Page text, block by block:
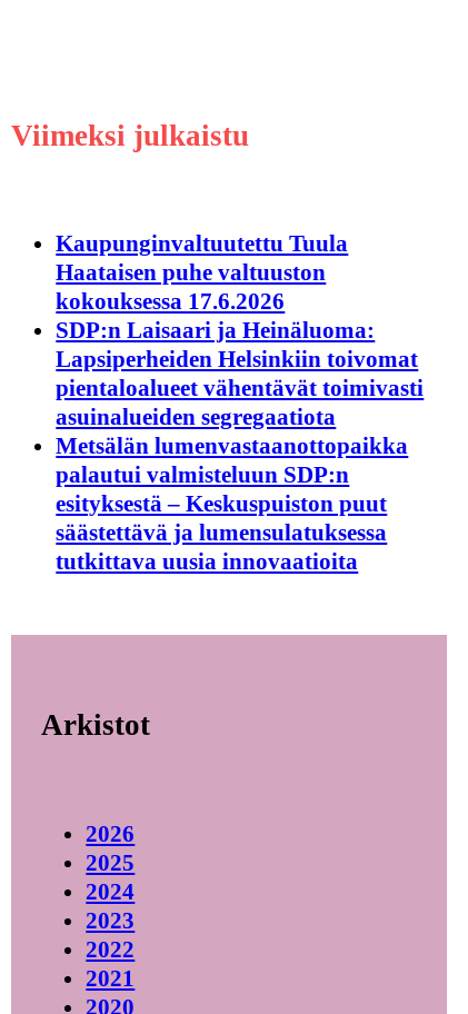
Viimeksi julkaistu
Kaupunginvaltuutettu Tuula
Haataisen puhe valtuuston
kokouksessa 17.6.2026
SDP:n Laisaari ja Heinäluoma:
Lapsiperheiden Helsinkiin toivomat
pientaloalueet vähentävät toimivasti
asuinalueiden segregaatiota
Metsälän lumenvastaanottopaikka
palautui valmisteluun SDP:n
esityksestä – Keskuspuiston puut
säästettävä ja lumensulatuksessa
tutkittava uusia innovaatioita
Arkistot
2026
2025
2024
2023
2022
2021
2020